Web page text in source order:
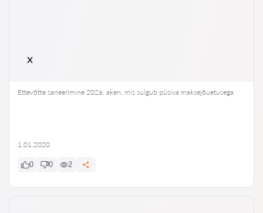
x
Ettevõtte saneerimine 2026: aken, mis sulgub püsiva maksejõuetusega
1.01.2020
0 0 2